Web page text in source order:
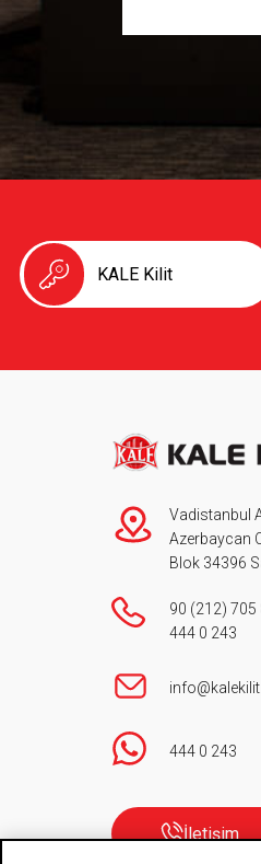
KALE Kilit
Vadistanbul
Azerbaycan
Blok 34396
90 (212) 705
444 0 243
444 0 243
İletişim